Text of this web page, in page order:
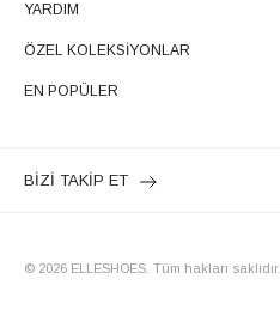
YARDIM
ÖZEL KOLEKSİYONLAR
EN POPÜLER
BİZİ TAKİP ET
© 2026 ELLESHOES. Tüm hakları saklıdır.